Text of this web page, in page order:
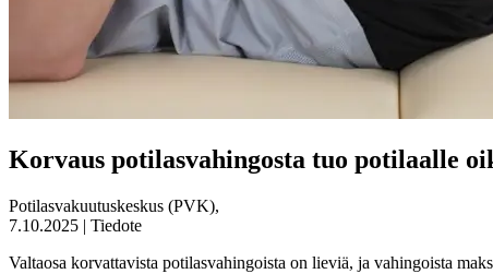
Korvaus potilasvahingosta tuo potilaalle
Potilasvakuutuskeskus (PVK),
7.10.2025 | Tiedote
Valtaosa korvattavista potilasvahingoista on lieviä, ja vahingoista